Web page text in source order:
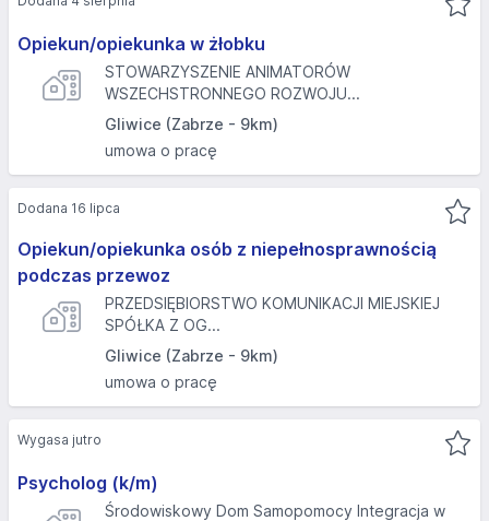
Opiekun/opiekunka w żłobku
STOWARZYSZENIE ANIMATORÓW
WSZECHSTRONNEGO ROZWOJU...
Gliwice (Zabrze - 9km)
umowa o pracę
Opiekun/opiekunka osób z niepełnosprawnością
podczas przewoz
PRZEDSIĘBIORSTWO KOMUNIKACJI MIEJSKIEJ
SPÓŁKA Z OG...
Gliwice (Zabrze - 9km)
umowa o pracę
Dodana 16 lipca
Psycholog (k/m)
Środowiskowy Dom Samopomocy Integracja w
Wygasa jutro